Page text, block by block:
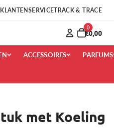
KLANTENSERVICETRACK & TRACE
0
€0,00
ACCESSOIRES PARFUMS
met Koeling